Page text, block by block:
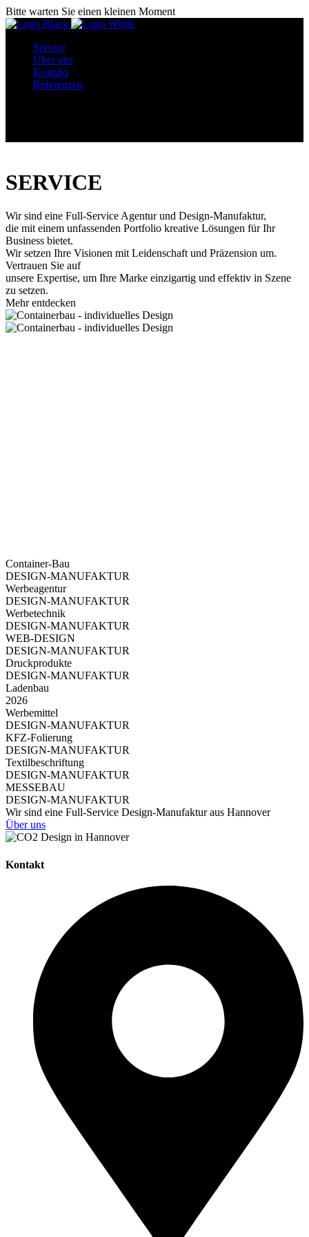
Bitte warten Sie einen kleinen Moment
Service
Über uns
Kontakt
Referenzen
SERVICE
Wir sind eine Full-Service Agentur und Design-Manufaktur,
die mit einem unfassenden Portfolio kreative Lösungen für Ihr
Business bietet.
Wir setzen Ihre Visionen mit Leidenschaft und Präzension um.
Vertrauen Sie auf
unsere Expertise, um Ihre Marke einzigartig und effektiv in Szene
zu setzen.
Mehr entdecken
Container-Bau
DESIGN-MANUFAKTUR
Werbeagentur
DESIGN-MANUFAKTUR
Werbetechnik
DESIGN-MANUFAKTUR
WEB-DESIGN
DESIGN-MANUFAKTUR
Druckprodukte
DESIGN-MANUFAKTUR
Ladenbau
2026
Werbemittel
DESIGN-MANUFAKTUR
KFZ-Folierung
DESIGN-MANUFAKTUR
Textilbeschriftung
DESIGN-MANUFAKTUR
MESSEBAU
DESIGN-MANUFAKTUR
Wir sind eine Full-Service Design-Manufaktur aus Hannover
Über uns
Kontakt